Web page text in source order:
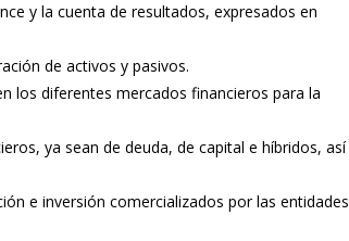
y la cuenta de resultados, expresados en
de activos y pasivos.
los diferentes mercados financieros para la
ya sean de deuda, de capital e híbridos, así
e inversión comercializados por las entidades